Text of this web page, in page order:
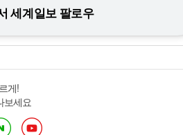
세계일보 팔로우
게!
보세요